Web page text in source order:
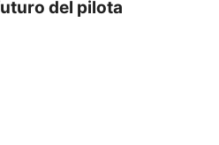
del pilota